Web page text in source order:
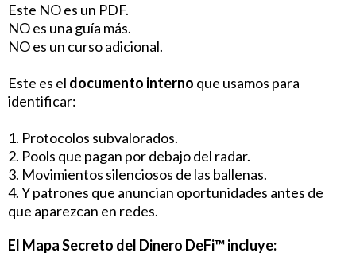
Este NO es un PDF.
NO es una guía más.
NO es un curso adicional.
Este es el documento interno que usamos para
identificar:
1. Protocolos subvalorados.
2. Pools que pagan por debajo del radar.
3. Movimientos silenciosos de las ballenas.
4. Y patrones que anuncian oportunidades antes de
que aparezcan en redes.
El Mapa Secreto del Dinero DeFi™ incluye: